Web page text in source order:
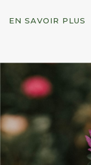
EN SAVOIR PLUS